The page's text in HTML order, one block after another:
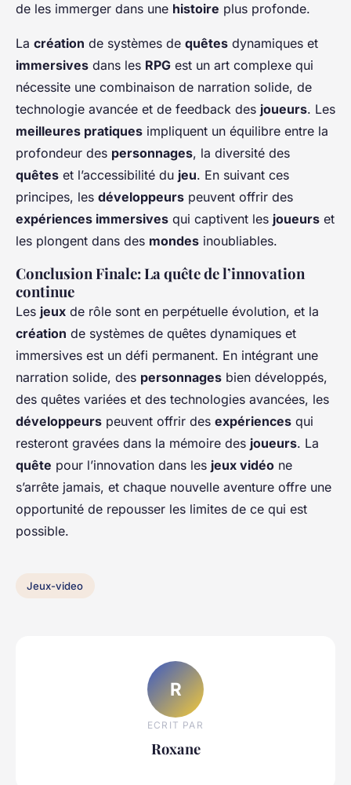
de les immerger dans une histoire plus profonde.
La création de systèmes de quêtes dynamiques et
immersives dans les RPG est un art complexe qui
nécessite une combinaison de narration solide, de
technologie avancée et de feedback des joueurs. Les
meilleures pratiques impliquent un équilibre entre la
profondeur des personnages, la diversité des
quêtes et l’accessibilité du jeu. En suivant ces
principes, les développeurs peuvent offrir des
expériences immersives qui captivent les joueurs et
les plongent dans des mondes inoubliables.
Conclusion Finale: La quête de l’innovation
continue
Les jeux de rôle sont en perpétuelle évolution, et la
création de systèmes de quêtes dynamiques et
immersives est un défi permanent. En intégrant une
narration solide, des personnages bien développés,
des quêtes variées et des technologies avancées, les
développeurs peuvent offrir des expériences qui
resteront gravées dans la mémoire des joueurs. La
quête pour l’innovation dans les jeux vidéo ne
s’arrête jamais, et chaque nouvelle aventure offre une
opportunité de repousser les limites de ce qui est
possible.
Jeux-video
R
ECRIT PAR
Roxane